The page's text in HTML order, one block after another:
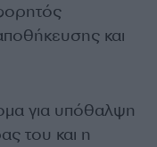
και
για υπόθαλψη
του και η